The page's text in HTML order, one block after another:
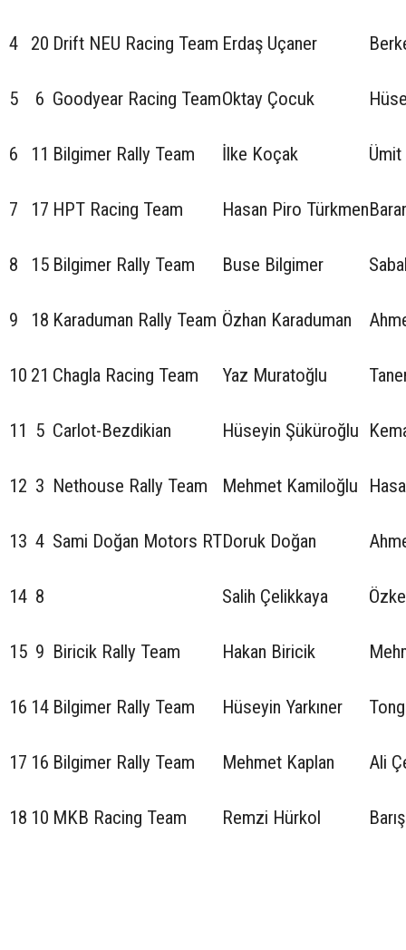
4 20 Drift NEU Racing Team Erdaş Uçaner
5 6 Goodyear Racing TeamOktay Çocuk
6 11 Bilgimer Rally Team İlke Koçak
7 17 HPT Racing Team Hasan Piro Türkmen
8 15 Bilgimer Rally Team Buse Bilgimer
9 18 Karaduman Rally Team Özhan Karaduman
10 21 Chagla Racing Team Yaz Muratoğlu
11 5 Carlot-Bezdikian Hüseyin Şüküroğlu
12 3 Nethouse Rally Team Mehmet Kamiloğlu
13 4 Sami Doğan Motors RTDoruk Doğan
14 8 Salih Çelikkaya
15 9 Biricik Rally Team Hakan Biricik
16 14 Bilgimer Rally Team Hüseyin Yarkıner
17 16 Bilgimer Rally Team Mehmet Kaplan Ali
18 10 MKB Racing Team Remzi Hürkol